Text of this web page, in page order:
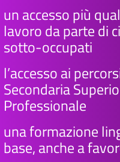
un accesso più
lavoro da parte di
sotto-occupati
l’accesso ai
Secondaria
Professionale
una formazione
base, anche a